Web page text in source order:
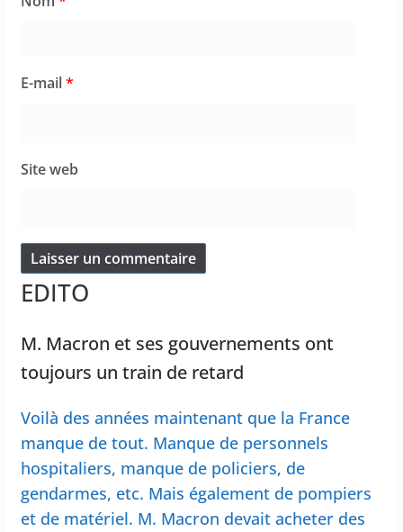
E-mail*
Site web
EDITO
M. Macron et ses gouvernements ont
toujours un train de retard
Voilà des années maintenant que la France
manque de tout. Manque de personnels
hospitaliers, manque de policiers, de
gendarmes, etc. Mais également de pompiers
et de matériel. M. Macron devait acheter des